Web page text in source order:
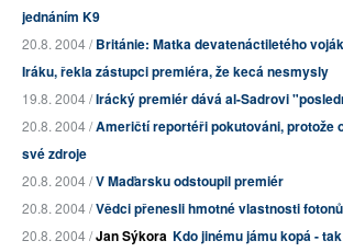
jednáním K9
20.8. 2004 /Británie: Matka devatenáctiletého
Iráku, řekla zástupci premiéra, že kecá nesmysly
19.8. 2004 /Irácký premiér dává al-Sadrovi
20.8. 2004 /Američtí reportéři pokutováni, protože
své zdroje
20.8. 2004 /V Maďarsku odstoupil premiér
20.8. 2004 /Vědci přenesli hmotné vlastnosti fotonů
20.8. 2004 /Jan Sýkora Kdo jinému jámu kopá -